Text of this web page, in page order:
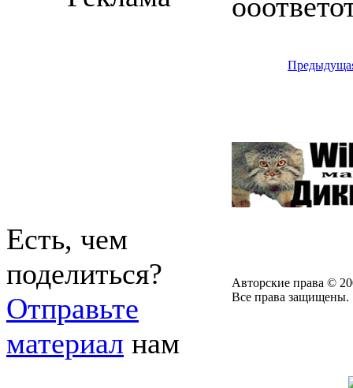
Есть, чем
поделиться?
Отправьте
материал нам
Авторские права ©
Все права защищены.